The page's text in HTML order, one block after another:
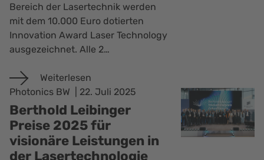
Bereich der Lasertechnik werden
mit dem 10.000 Euro dotierten
Innovation Award Laser Technology
ausgezeichnet. Alle 2…
Weiterlesen
Photonics BW
22. Juli 2025
Berthold Leibinger
Preise 2025 für
visionäre Leistungen in
der Lasertechnologie